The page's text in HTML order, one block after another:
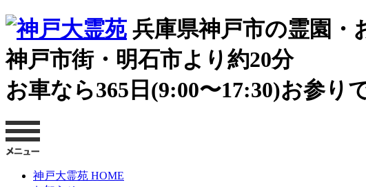
兵庫県神戸市の霊園・
神戸市街・明石市より約20分
お車なら365日(9:00〜17:30)お参り
神戸大霊苑 HOME